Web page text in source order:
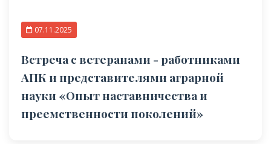
07.11.2025
Встреча с ветеранами - работниками
АПК и представителями аграрной
науки «Опыт наставничества и
преемственности поколений»